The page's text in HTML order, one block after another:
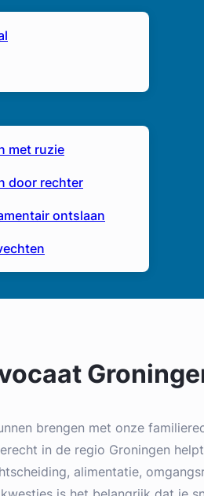
met ruzie
door rechter
ontslaan
brengen met onze
in de regio Groningen
alimentatie,